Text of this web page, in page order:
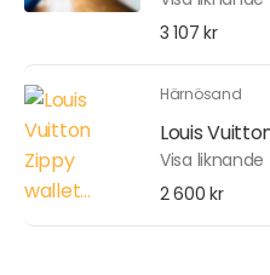
3 107 kr
Härnösand
Louis
Visa liknande
2 600 kr